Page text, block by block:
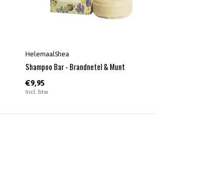
HelemaalShea
Shampoo Bar - Brandnetel & Munt
€9,95
Incl. btw